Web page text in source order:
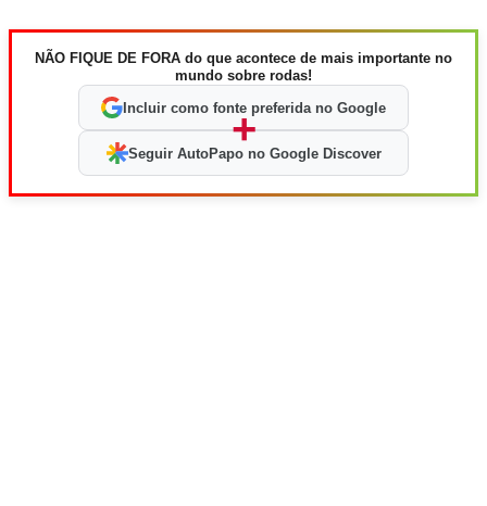
NÃO FIQUE DE FORA do que acontece de mais importante no
mundo sobre rodas!
Incluir como fonte preferida no Google
+
Seguir AutoPapo no Google Discover